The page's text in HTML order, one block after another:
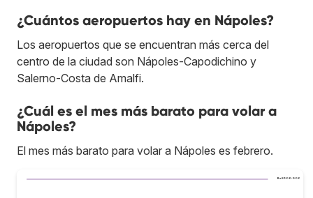
¿Cuántos aeropuertos hay en Nápoles?
Los aeropuertos que se encuentran más cerca del
centro de la ciudad son Nápoles-Capodichino y
Salerno-Costa de Amalfi.
¿Cuál es el mes más barato para volar a
Nápoles?
El mes más barato para volar a Nápoles es febrero.
Bs.S300.000